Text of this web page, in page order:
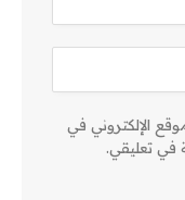
الإلكتروني في
في تعليقي.